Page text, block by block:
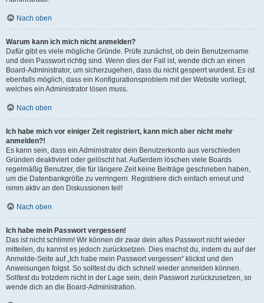
Nach oben
Warum kann ich mich nicht anmelden?
Dafür gibt es viele mögliche Gründe. Prüfe zunächst, ob dein Benutzername
und dein Passwort richtig sind. Wenn dies der Fall ist, wende dich an einen
Board-Administrator, um sicherzugehen, dass du nicht gesperrt wurdest. Es ist
ebenfalls möglich, dass ein Konfigurationsproblem mit der Website vorliegt,
welches ein Administrator lösen muss.
Nach oben
Ich habe mich vor einiger Zeit registriert, kann mich aber nicht mehr
anmelden?!
Es kann sein, dass ein Administrator dein Benutzerkonto aus verschieden
Gründen deaktiviert oder gelöscht hat. Außerdem löschen viele Boards
regelmäßig Benutzer, die für längere Zeit keine Beiträge geschrieben haben,
um die Datenbankgröße zu verringern. Registriere dich einfach erneut und
nimm aktiv an den Diskussionen teil!
Nach oben
Ich habe mein Passwort vergessen!
Das ist nicht schlimm! Wir können dir zwar dein altes Passwort nicht wieder
mitteilen, du kannst es jedoch zurücksetzen. Dies machst du, indem du auf der
Anmelde-Seite auf „Ich habe mein Passwort vergessen“ klickst und den
Anweisungen folgst. So solltest du dich schnell wieder anmelden können.
Solltest du trotzdem nicht in der Lage sein, dein Passwort zurückzusetzen, so
wende dich an die Board-Administration.